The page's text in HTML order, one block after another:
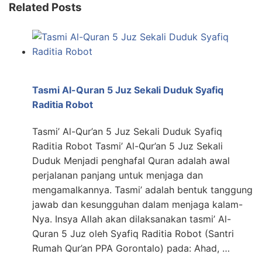
Related Posts
Tasmi Al-Quran 5 Juz Sekali Duduk Syafiq
Raditia Robot
Tasmi’ Al-Qur’an 5 Juz Sekali Duduk Syafiq
Raditia Robot Tasmi’ Al-Qur’an 5 Juz Sekali
Duduk Menjadi penghafal Quran adalah awal
perjalanan panjang untuk menjaga dan
mengamalkannya. Tasmi’ adalah bentuk tanggung
jawab dan kesungguhan dalam menjaga kalam-
Nya. Insya Allah akan dilaksanakan tasmi’ Al-
Quran 5 Juz oleh Syafiq Raditia Robot (Santri
Rumah Qur’an PPA Gorontalo) pada: Ahad, …